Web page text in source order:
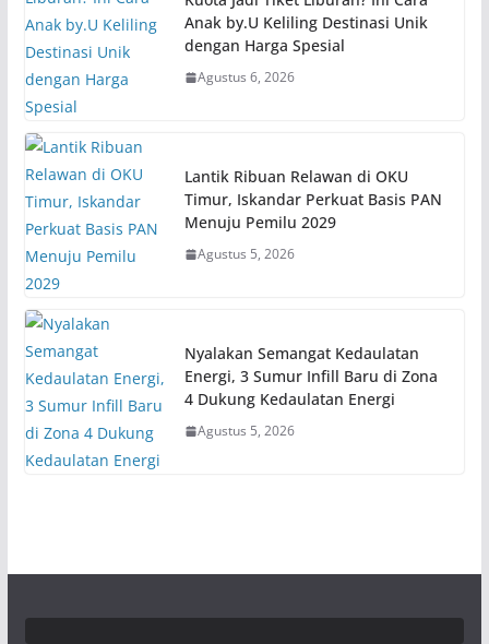
Anak by.U Keliling Destinasi Unik
dengan Harga Spesial
Agustus 6, 2026
Lantik Ribuan Relawan di OKU
Timur, Iskandar Perkuat Basis PAN
Menuju Pemilu 2029
Agustus 5, 2026
Nyalakan Semangat Kedaulatan
Energi, 3 Sumur Infill Baru di Zona
4 Dukung Kedaulatan Energi
Agustus 5, 2026